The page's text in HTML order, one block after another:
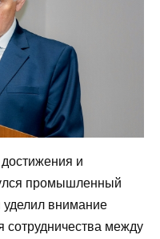
и
промышленный
уделил внимание
сотрудничества между